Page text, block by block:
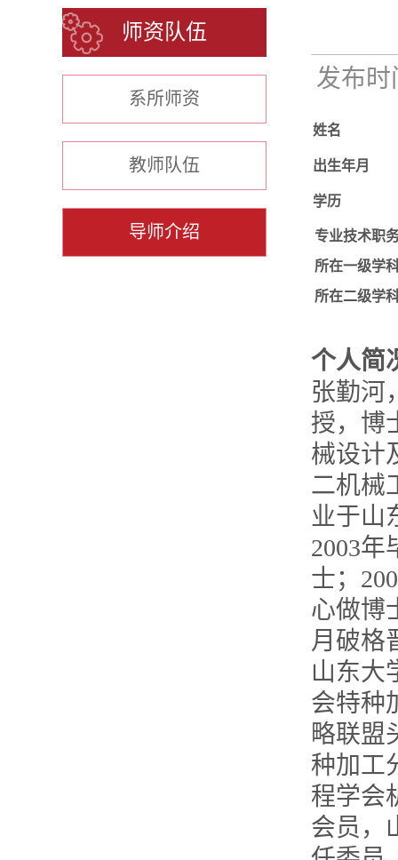
师资队伍
系所师资
教师队伍
导师介绍
发布
姓名
出生年月
学历
专业技术职
所在一级学
所在二级学
个人简
张勤河
授，博
械设计
二机械
业于山
2003年
士；
心做博
月破格
山东大
会特种
略联盟
种加工
程学会
会员，